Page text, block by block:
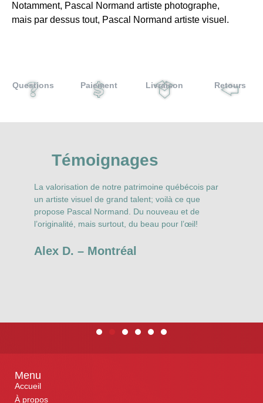
Notamment, Pascal Normand artiste photographe,
mais par dessus tout, Pascal Normand artiste visuel.
Questions Paiement Livraison Retours
Témoignages
La valorisation de notre patrimoine québécois par
un artiste visuel de grand talent; voilà ce que
propose Pascal Normand. Du nouveau et de
l’originalité, mais surtout, du beau pour l’œil!
Alex D. – Montréal
Menu
Accueil
À propos